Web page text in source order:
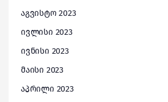
აგვისტო 2023
ივლისი 2023
ივნისი 2023
მაისი 2023
აპრილი 2023